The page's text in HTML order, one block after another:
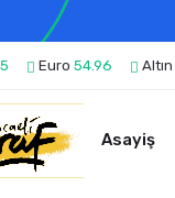
Euro 54.96 Altın
Asayiş